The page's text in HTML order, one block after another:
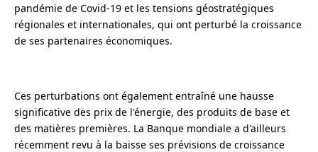
pandémie de Covid-19 et les tensions géostratégiques
régionales et internationales, qui ont perturbé la croissance
de ses partenaires économiques.
Ces perturbations ont également entraîné une hausse
significative des prix de l'énergie, des produits de base et
des matières premières. La Banque mondiale a d'ailleurs
récemment revu à la baisse ses prévisions de croissance